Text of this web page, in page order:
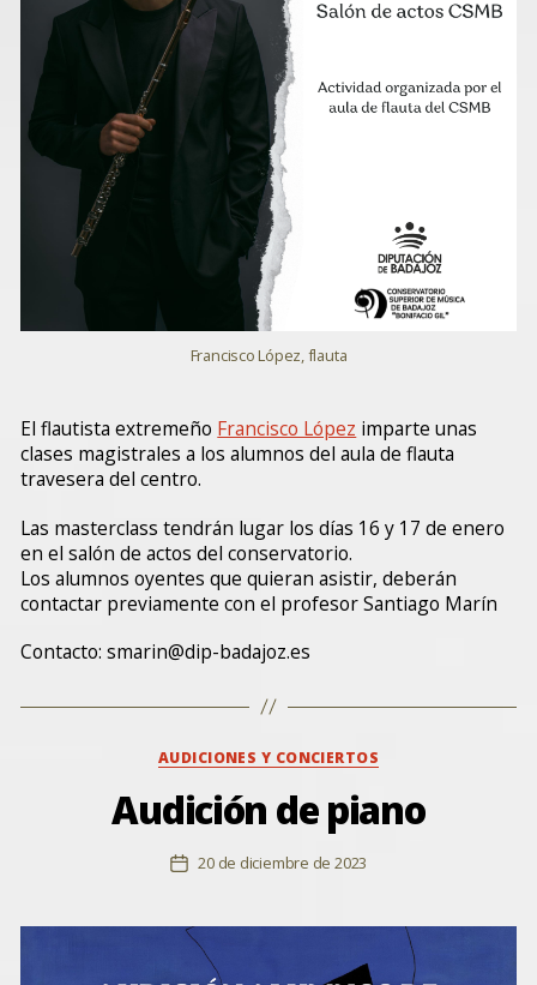
Francisco López, flauta
El flautista extremeño Francisco López imparte unas
clases magistrales a los alumnos del aula de flauta
travesera del centro.
Las masterclass tendrán lugar los días 16 y 17 de enero
en el salón de actos del conservatorio.
Los alumnos oyentes que quieran asistir, deberán
contactar previamente con el profesor Santiago Marín
Contacto: smarin@dip-badajoz.es
Categorías
AUDICIONES Y CONCIERTOS
Audición de piano
Fecha
entrada
20 de diciembre de 2023